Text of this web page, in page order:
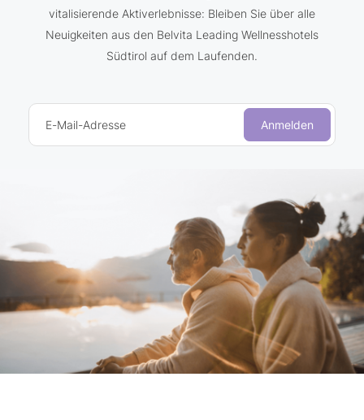
vitalisierende Aktiverlebnisse: Bleiben Sie über alle
Neuigkeiten aus den Belvita Leading Wellnesshotels
Südtirol auf dem Laufenden.
E-Mail-Adresse Anmelden